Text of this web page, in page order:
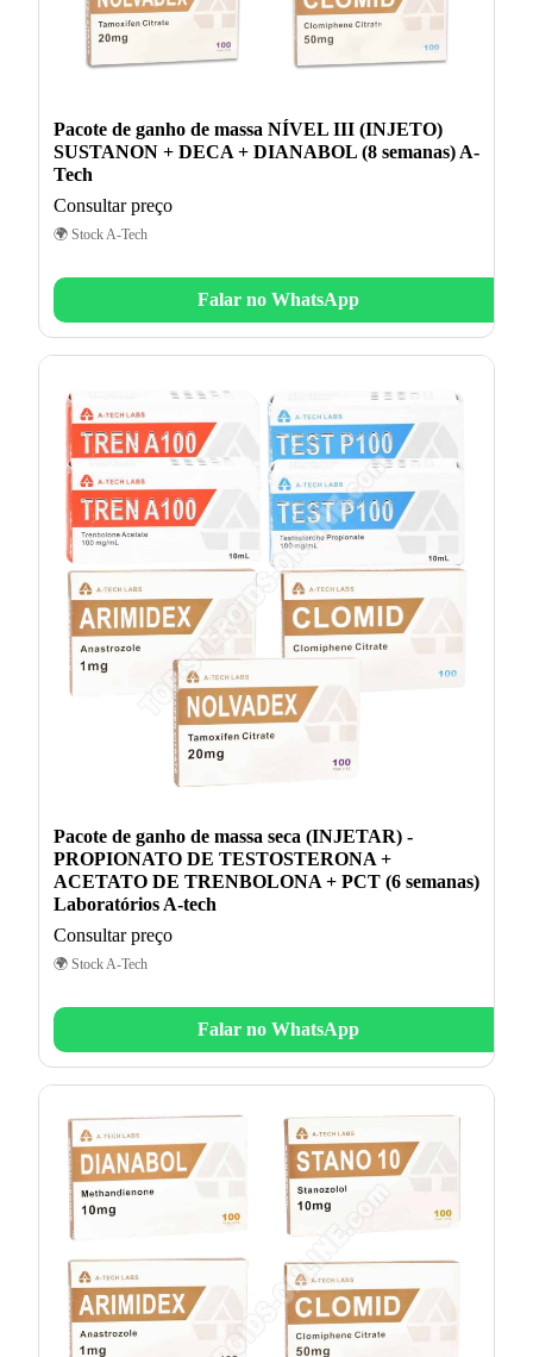
Pacote de ganho de massa NÍVEL III (INJETO)
SUSTANON + DECA + DIANABOL (8 semanas) A-
Tech
Consultar preço
🌍 Stock A-Tech
Falar no WhatsApp
Pacote de ganho de massa seca (INJETAR) -
PROPIONATO DE TESTOSTERONA +
ACETATO DE TRENBOLONA + PCT (6 semanas)
Laboratórios A-tech
Consultar preço
🌍 Stock A-Tech
Falar no WhatsApp